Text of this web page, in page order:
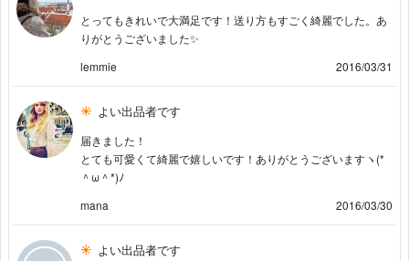
とってもきれいで大満足です！送り方もすごく綺麗でした。あ
りがとうございました✨
lemmie
2016/03/31
よい出品者です
届きました！
とても可愛くて綺麗で嬉しいです！ありがとうございますヽ(*
＾ω＾*)ﾉ
mana
2016/03/30
よい出品者です